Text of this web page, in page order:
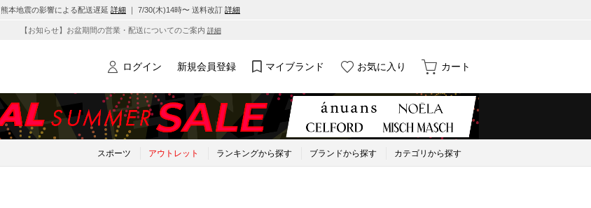
熊本地震の影響による配送遅延 詳細 ｜ 7/30(木)14時〜 送料改訂 詳細
【お知らせ】お盆期間の営業・配送についてのご案内 詳細
ログイン 新規会員登録 マイブランド お気に入り カート
スポーツ アウトレット ランキングから探す ブランドから探す カテゴリから探す